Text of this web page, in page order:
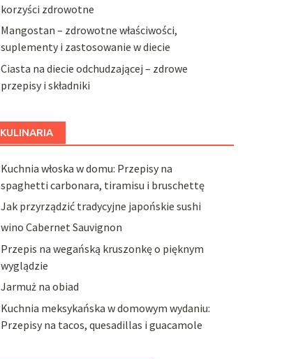
korzyści zdrowotne
Mangostan – zdrowotne właściwości,
suplementy i zastosowanie w diecie
Ciasta na diecie odchudzającej – zdrowe
przepisy i składniki
KULINARIA
Kuchnia włoska w domu: Przepisy na
spaghetti carbonara, tiramisu i bruschettę
Jak przyrządzić tradycyjne japońskie sushi
wino Cabernet Sauvignon
Przepis na wegańską kruszonkę o pięknym
wyglądzie
Jarmuż na obiad
Kuchnia meksykańska w domowym wydaniu:
Przepisy na tacos, quesadillas i guacamole